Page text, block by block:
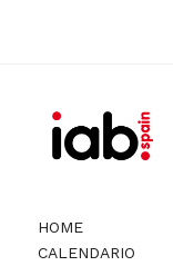
HOME
CALENDARIO